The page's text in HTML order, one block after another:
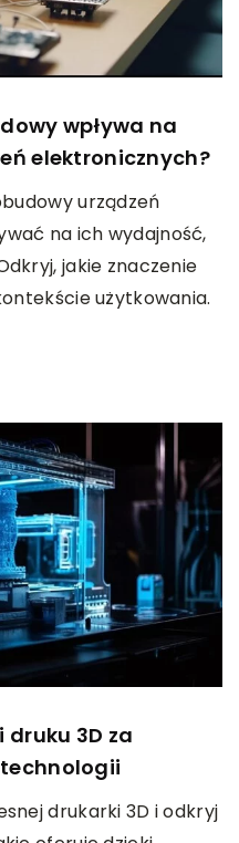
wpływa na
elektronicznych?
urządzeń
na ich wydajność,
jakie znaczenie
użytkowania.
3D za
drukarki 3D i odkryj